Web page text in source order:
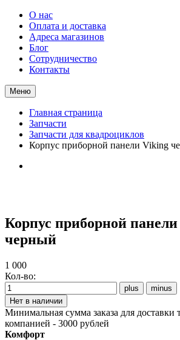
О нас
Оплата и доставка
Адреса магазинов
Блог
Сотрудничество
Контакты
Меню
Главная страница
Запчасти
Запчасти для квадроциклов
Корпус приборной панели Viking
Корпус приборной
черный
1 000
Кол-во:
Минимальная сумма заказа для доставки
компанией - 3000 рублей
Комфорт